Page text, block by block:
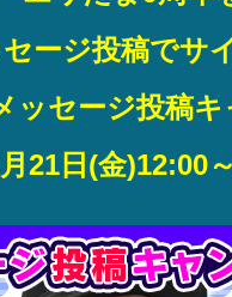
ージ投稿でサ
ッセージ投稿キ
21日(金)12:00